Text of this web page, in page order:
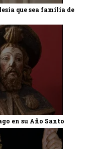
que sea familia de
en su Año Santo